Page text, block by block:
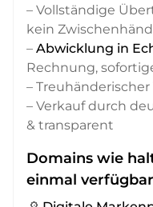
– Vollständige
kein
– Abwicklung in
Rechnung,
–
– Verkauf durch
& transparent
Domains wie
einmal